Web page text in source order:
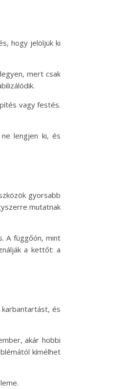
hogy jelöljük ki
mert csak
vagy festés.
lengjen ki, és
gyorsabb
mutatnak
A függőón, mint
a kettőt: a
és
akár hobbi
kímélhet